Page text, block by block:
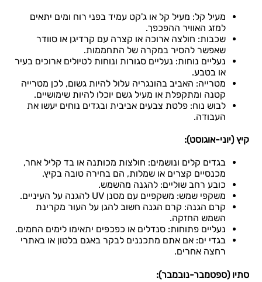
מעיל קל: מעיל קל או ג'קט עמיד בפני רוח ומים יתאים
למזג האוויר ההפכפך.
שכבות: חולצה ארוכה או קצרה עם קרדיגן או סוודר
שאפשר להסיר במקרה של התחממות.
נעליים נוחות: נעליים סגורות ונוחות לטיולים ארוכים בעיר
או בטבע.
מטרייה: האביב בהונגריה עלול להיות גשום, לכן מטרייה
קטנה ומתקפלת או מעיל גשם יוכלו להיות שימושיים.
לבוש נוח: פלטת צבעים אביבית ובגדים נוחים יעשו את
העבודה.
קיץ (יוני-אוגוסט):
בגדים קלים ונושמים: חולצות מכותנה או בד קליל אחר,
מכנסיים קצרים או שמלות, הם בחירה טובה בקיץ.
כובע רחב שוליים: להגנה מהשמש.
משקפי שמש: משקפיים עם מסנן UV להגנה על העיניים.
קרם הגנה: קרם הגנה חשוב להגן על העור מקרינת
השמש החזקה.
נעליים פתוחות: סנדלים או כפכפים יתאימו לימים החמים.
בגדי ים: אם אתם מתכננים לבקר באגם בלטון או באתרי
רחצה אחרים.
סתיו (ספטמבר-נובמבר):